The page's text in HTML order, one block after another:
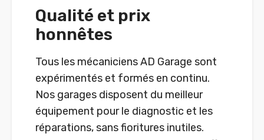
Qualité et prix
honnêtes
Tous les mécaniciens AD Garage sont
expérimentés et formés en continu.
Nos garages disposent du meilleur
équipement pour le diagnostic et les
réparations, sans fioritures inutiles.